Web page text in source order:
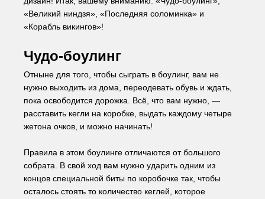
«Великий ниндзя», «Последняя соломинка» и
«Корабль викингов»!
Чудо-боулинг
Отныне для того, чтобы сыграть в боулинг, вам не
нужно выходить из дома, переодевать обувь и ждать,
пока освободится дорожка. Всё, что вам нужно, —
расставить кегли на коробке, выдать каждому четыре
жетона очков, и можно начинать!
Правила в этом боулинге отличаются от большого
собрата. В свой ход вам нужно ударить одним из
концов специальной биты по коробочке так, чтобы
осталось стоять то количество кеглей, которое